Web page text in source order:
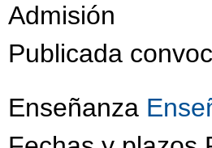
Admisión
Publicada
Enseñanza